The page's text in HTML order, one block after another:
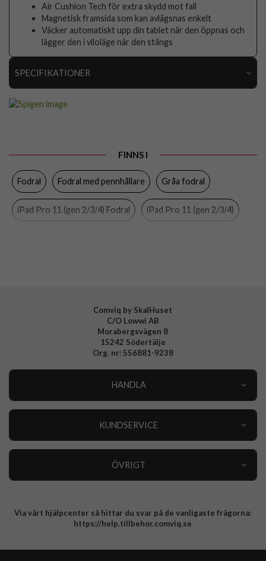
Air Cushion Tech för extra skydd mot fall
Magnetisk framsida som kan avlägsnas enkelt
Väcker automatiskt upp din tablet när den öppnas och
lägger den i viloläge när den stängs
SPECIFIKATIONER
Pennhållare, Sov/Vakna funktion,
Stativfunktion
Färg Genomskinlig, Grå
Material Hårdplast (PC), Konstläder, Mjukplast (TPU)
FINNS I
Fodral Fodral med pennhållare Gråa fodral
iPad Pro 11 (gen 2/3/4) Fodral iPad Pro 11 (gen 2/3/4)
Comviq by SkalHuset
C/O Lowwi AB
Morabergsvägen 8
15242 Södertälje
Org. nr: 556881-9238
HANDLA
KUNDSERVICE
ÖVRIGT
Integritetspolicy
Via vårt hjälpcenter så hittar du svar på de vanligaste frågorna:
https://help.tillbehor.comviq.se